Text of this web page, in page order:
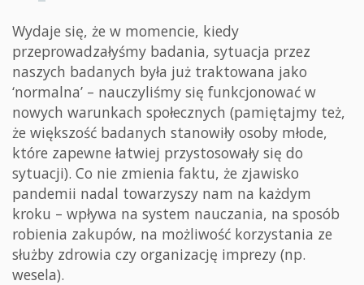
Wydaje się, że w momencie, kiedy
przeprowadzałyśmy badania, sytuacja przez
naszych badanych była już traktowana jako
‘normalna’ – nauczyliśmy się funkcjonować w
nowych warunkach społecznych (pamiętajmy też,
że większość badanych stanowiły osoby młode,
które zapewne łatwiej przystosowały się do
sytuacji). Co nie zmienia faktu, że zjawisko
pandemii nadal towarzyszy nam na każdym
kroku – wpływa na system nauczania, na sposób
robienia zakupów, na możliwość korzystania ze
służby zdrowia czy organizację imprezy (np.
wesela).